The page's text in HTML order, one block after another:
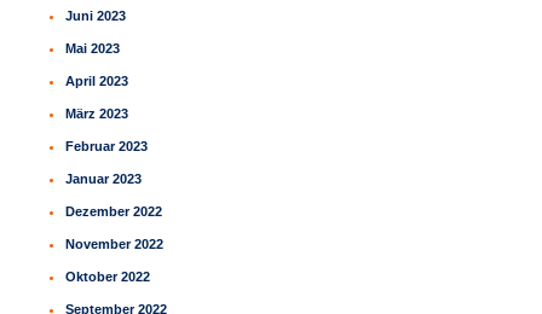
Juni 2023
Mai 2023
April 2023
März 2023
Februar 2023
Januar 2023
Dezember 2022
November 2022
Oktober 2022
September 2022